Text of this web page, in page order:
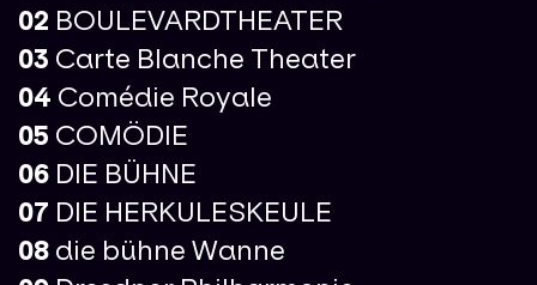
02 BOULEVARDTHEATER
03 Carte Blanche Theater
04 Comédie Royale
05 COMÖDIE
06 DIE BÜHNE
07 DIE HERKULESKEULE
08 die bühne Wanne